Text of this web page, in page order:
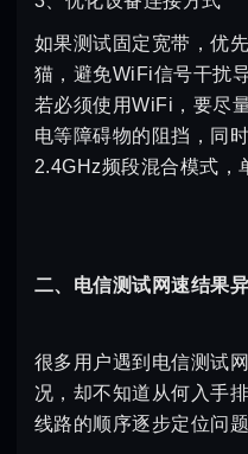
如果测试固定宽带，优
猫，避免WiFi信号干扰
若必须使用WiFi，要尽
电等障碍物的阻挡，同
2.4GHz频段混合模式，
二、电信测试网速结果
很多用户遇到电信测试
况，却不知道从何入手
线路的顺序逐步定位问题